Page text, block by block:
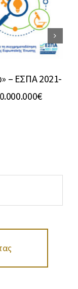
– ΕΣΠΑ 2021-